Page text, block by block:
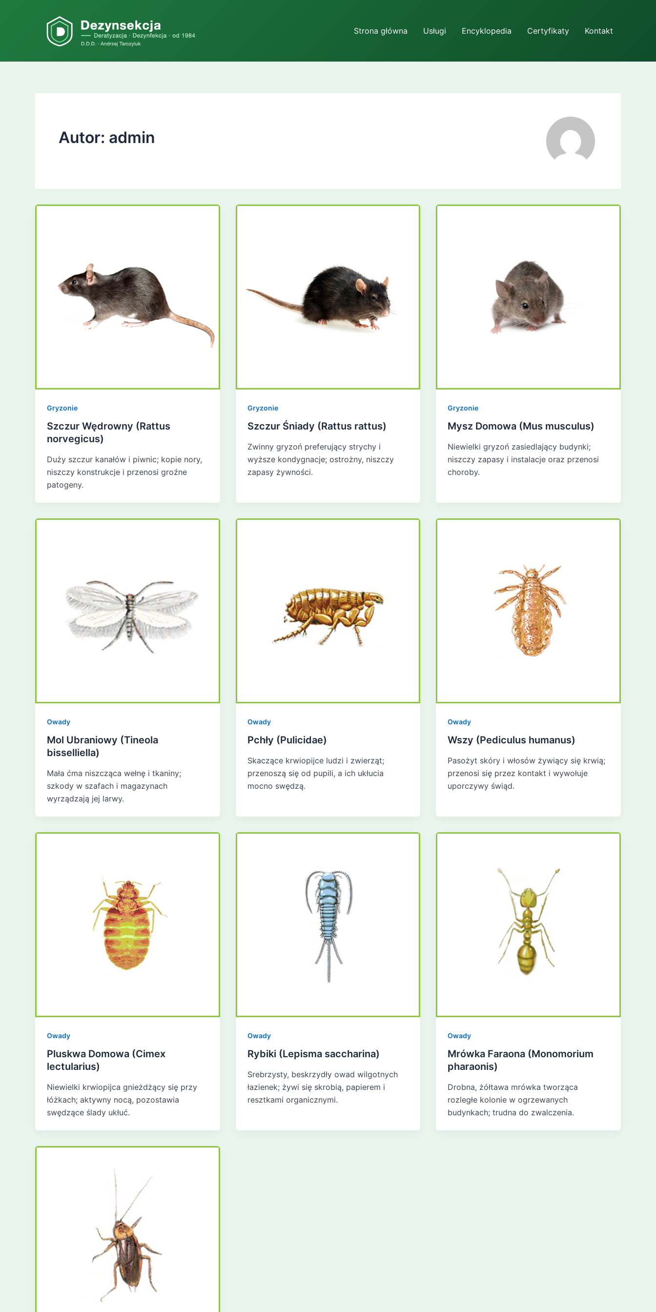
Strona główna Usługi Encyklopedia Certyfikaty Kontakt
Autor: admin
Gryzonie
Szczur Wędrowny (Rattus
norvegicus)
Duży szczur kanałów i piwnic; kopie nory,
niszczy konstrukcje i przenosi groźne
patogeny.
Gryzonie
Szczur Śniady (Rattus rattus)
Zwinny gryzoń preferujący strychy i
wyższe kondygnacje; ostrożny, niszczy
zapasy żywności.
Gryzonie
Mysz Domowa (Mus musculus)
Niewielki gryzoń zasiedlający budynki;
niszczy zapasy i instalacje oraz przenosi
choroby.
Owady
Mol Ubraniowy (Tineola
bisselliella)
Mała ćma niszcząca wełnę i tkaniny;
szkody w szafach i magazynach
wyrządzają jej larwy.
Owady
Pchły (Pulicidae)
Skaczące krwiopijce ludzi i zwierząt;
przenoszą się od pupili, a ich ukłucia
mocno swędzą.
Owady
Wszy (Pediculus humanus)
Pasożyt skóry i włosów żywiący się krwią;
przenosi się przez kontakt i wywołuje
uporczywy świąd.
Owady
Pluskwa Domowa (Cimex
lectularius)
Niewielki krwiopijca gnieżdżący się przy
łóżkach; aktywny nocą, pozostawia
swędzące ślady ukłuć.
Owady
Rybiki (Lepisma saccharina)
Srebrzysty, beskrzydły owad wilgotnych
łazienek; żywi się skrobią, papierem i
resztkami organicznymi.
Owady
Mrówka Faraona (Monomorium
pharaonis)
Drobna, żółtawa mrówka tworząca
rozległe kolonie w ogrzewanych
budynkach; trudna do zwalczenia.